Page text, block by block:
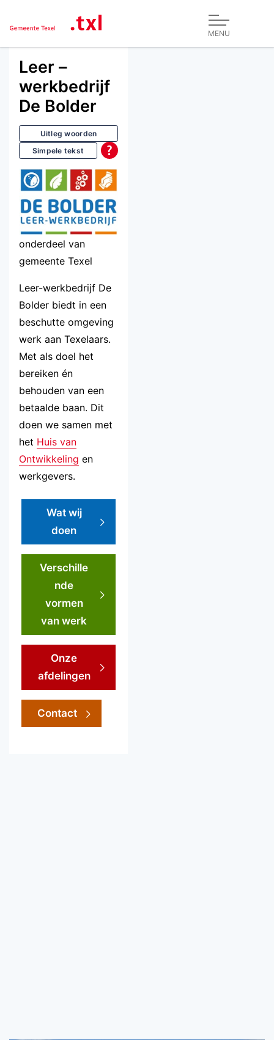
MENU
Leer –
werkbedrijf
De Bolder
Uitleg woorden
Simpele tekst
onderdeel van
gemeente Texel
Leer-werkbedrijf De
Bolder biedt in een
beschutte omgeving
werk aan Texelaars.
Met als doel het
bereiken én
behouden van een
betaalde baan. Dit
doen we samen met
het Huis van
Ontwikkeling en
werkgevers.
Wat wij
doen
Verschille
nde
vormen
van werk
Onze
afdelingen
Contact